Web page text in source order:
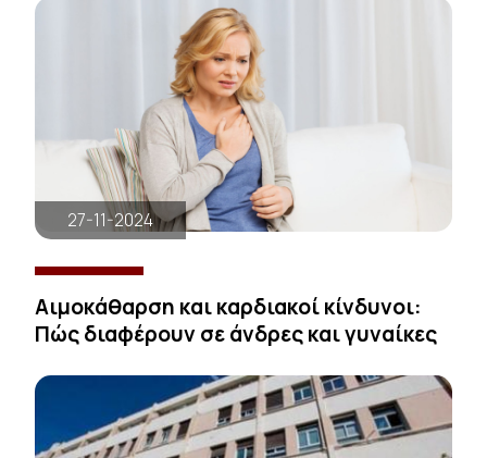
27-11-2024
Αιμοκάθαρση και καρδιακοί κίνδυνοι:
Πώς διαφέρουν σε άνδρες και γυναίκες